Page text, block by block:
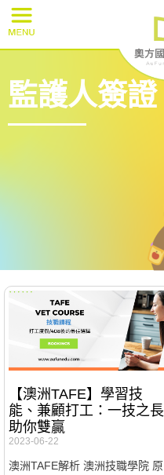
監護人簽證
【澳洲TAFE】學習技
能、兼顧打工：一技之長
助你雙贏
2023-06-22
澳洲TAFE解析 澳洲技職學院 原